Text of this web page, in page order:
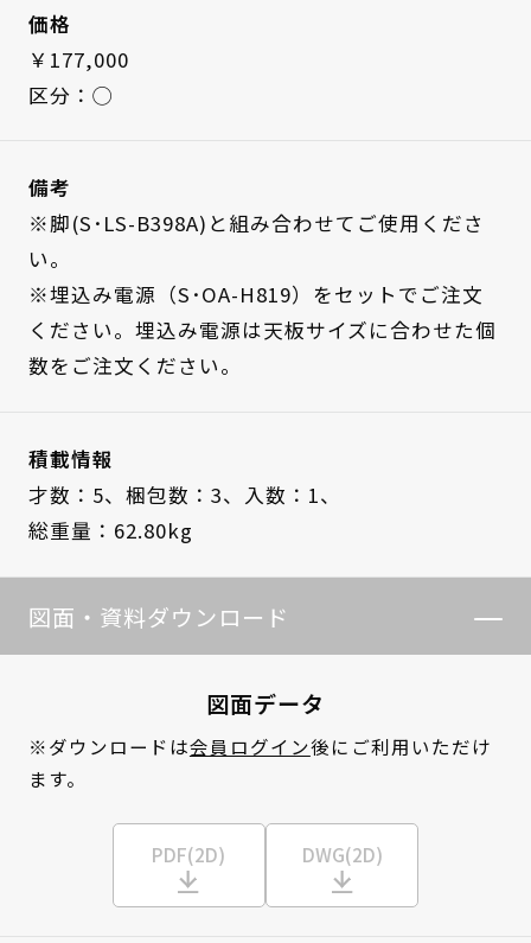
価格
￥177,000
区分：◯
備考
※脚(S･LS-B398A)と組み合わせてご使用くださ
い。
※埋込み電源（S･OA-H819）をセットでご注文
ください。埋込み電源は天板サイズに合わせた個
数をご注文ください。
積載情報
才数：5、 梱包数：3、 入数：1、
総重量：62.80kg
図面・資料ダウンロード
図面データ
※ダウンロードは会員ログイン後にご利用いただけ
ます。
PDF(2D) DWG(2D)